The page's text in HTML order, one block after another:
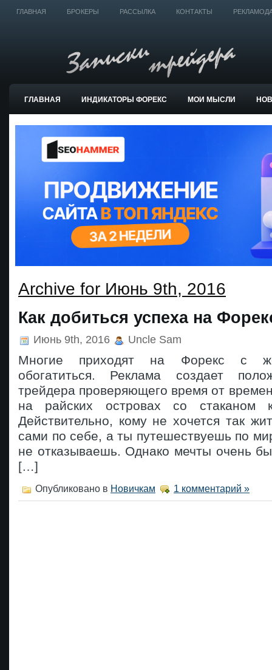
ГЛАВНАЯ БРОКЕРЫ РАССЫЛКА КОНТАКТЫ
ГЛАВНАЯ ИНДИКАТОРЫ ФОРЕКС МОИ МЫСЛИ
ТОРГОВЫЕ СИСТЕМЫ
Archive for Июнь 9th, 2016
Как добиться успеха на
Июнь 9th, 2016 Uncle Sam
Многие приходят на Форекс с
обогатиться. Реклама создает
трейдера проверяющего время от
на райских островах со стаканом
Действительно, кому не хочется так
сами по себе, а ты путешествуешь по
не отказываешь. Однако мечты очень
[…]
Опубликовано в Новичкам 1 комментарий »